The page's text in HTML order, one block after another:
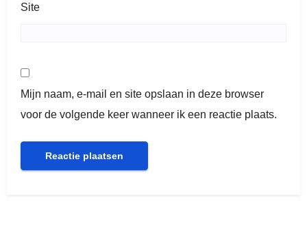
Site
Mijn naam, e-mail en site opslaan in deze browser
voor de volgende keer wanneer ik een reactie plaats.